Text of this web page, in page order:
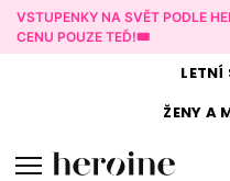
VSTUPENKY NA SVĚT PODLE
CENU POUZE TEĎ!🎟️
LETNÍ
ŽENY A